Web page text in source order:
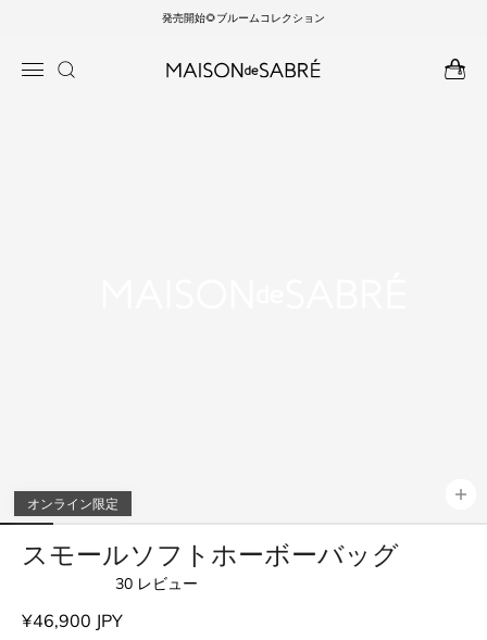
発売開始🌻ブルームコレクション
オンライン限定
報にス
スモールソフトホーボーバッグ
5
つ
30レビュー
通
¥46,900 JPY